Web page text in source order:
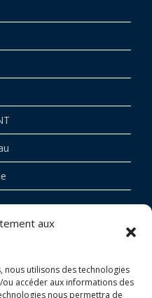
aux
nous utilisons des technologies
accéder aux informations des
nous permettra de